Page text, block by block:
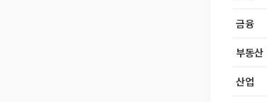
금융
부동산
산업